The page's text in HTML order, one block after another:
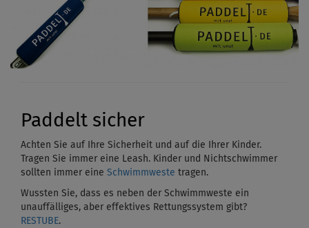
Paddelt sicher
Achten Sie auf Ihre Sicherheit und auf die Ihrer Kinder.
Tragen Sie immer eine Leash. Kinder und Nichtschwimmer
sollten immer eine Schwimmweste tragen.
Wussten Sie, dass es neben der Schwimmweste ein
unauffälliges, aber effektives Rettungssystem gibt?
RESTUBE.